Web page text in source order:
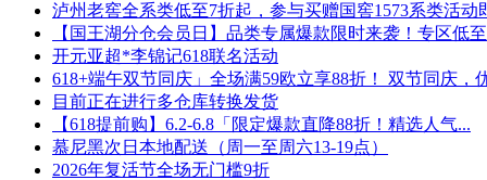
泸州老窖全系类低至7折起，参与买赠国窖1573系类活动
【国王湖分仓会员日】品类专属爆款限时来袭！专区低
开元亚超*李锦记618联名活动
618+端午双节同庆」全场满59欧立享88折！ 双节同庆，
目前正在进行多仓库转换发货
【618提前购】6.2-6.8「限定爆款直降88折！精选人气...
慕尼黑次日本地配送（周一至周六13-19点）
2026年复活节全场无门槛9折